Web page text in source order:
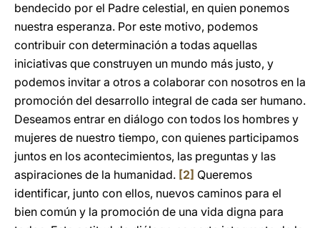
bendecido por el Padre celestial, en quien ponemos
nuestra esperanza. Por este motivo, podemos
contribuir con determinación a todas aquellas
iniciativas que construyen un mundo más justo, y
podemos invitar a otros a colaborar con nosotros en la
promoción del desarrollo integral de cada ser humano.
Deseamos entrar en diálogo con todos los hombres y
mujeres de nuestro tiempo, con quienes participamos
juntos en los acontecimientos, las preguntas y las
aspiraciones de la humanidad. [2] Queremos
identificar, junto con ellos, nuevos caminos para el
bien común y la promoción de una vida digna para